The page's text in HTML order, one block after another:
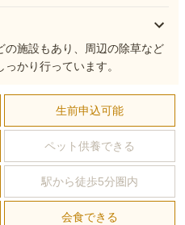
の施設もあり、周辺の除草など
かり行っています。
生前申込可能
ペット供養できる
駅から徒歩5分圏内
会食できる